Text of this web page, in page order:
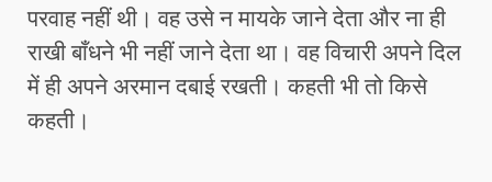
परवाह नहीं थी। वह उसे न मायके जाने देता और ना ही
राखी बाँधने भी नहीं जाने देता था। वह विचारी अपने दिल
में ही अपने अरमान दबाई रखती। कहती भी तो किसे
कहती।